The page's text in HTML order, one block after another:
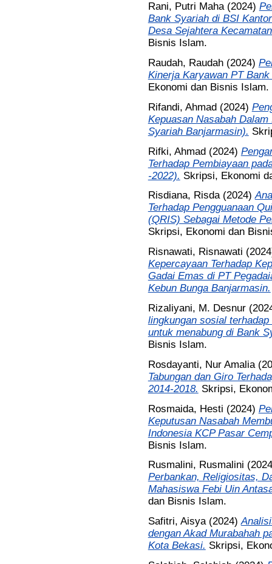
Rani, Putri Maha(2024)
Bank Syariah di BSI
Desa Sejahtera
Bisnis Islam.
Raudah, Raudah(2024)
Kinerja Karyawan PT
Ekonomi dan Bisnis Islam.
Rifandi, Ahmad(2024)
Kepuasan Nasabah
Syariah Banjarmasin).
Rifki, Ahmad(2024)
Terhadap Pembiayaan
-2022). Skripsi, Ekonomi
Risdiana, Risda(2024)
Terhadap Pengguanaan
(QRIS) Sebagai Metode
Skripsi, Ekonomi dan
Risnawati, Risnawati
Kepercayaan Terhadap
Gadai Emas di PT
Kebun Bunga Banjarmasin.
Rizaliyani, M. Desnur
lingkungan sosial
untuk menabung di Bank
Bisnis Islam.
Rosdayanti, Nur Amalia
Tabungan dan Giro
2014-2018. Skripsi,
Rosmaida, Hesti (2024)
Keputusan Nasabah
Indonesia KCP Pasar
Bisnis Islam.
Rusmalini, Rusmalini
Perbankan, Religiositas,
Mahasiswa Febi Uin
dan Bisnis Islam.
Safitri, Aisya(2024)
dengan Akad Murabahah
Kota Bekasi. Skripsi,